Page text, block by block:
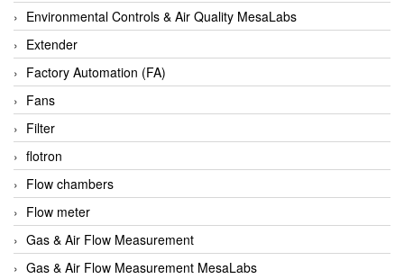
AOBEN
Apex Dynamics Vietnam
Apex Dynamics Vietnam
Apiste
APLISENS VietNam
Apollo Fire
Appleton
AQ Matic
Aqualabo Vietnam
Aquametro
Environmental Controls & Air Quality MesaLabs
Extender
Factory Automation (FA)
Fans
Filter
flotron
Flow chambers
Flow meter
Gas & Air Flow Measurement
Gas & Air Flow Measurement MesaLabs